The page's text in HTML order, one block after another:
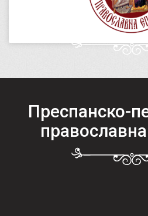
Преспанско-